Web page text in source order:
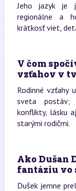
Jeho jazyk je
regionálne a
krátkosť viet,
V čom
vzťahov v
Rodinné vzťahy
sveta postáv;
konflikty, lásku
starými rodičmi.
Ako Dušan
fantáziu vo
Dušek jemne